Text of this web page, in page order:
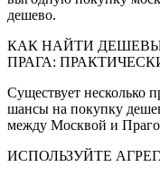
дешево.
КАК НАЙТИ
ПРАГА:
Существует несколько
шансы на покупку
между Москвой и
ИСПОЛЬЗУЙТЕ